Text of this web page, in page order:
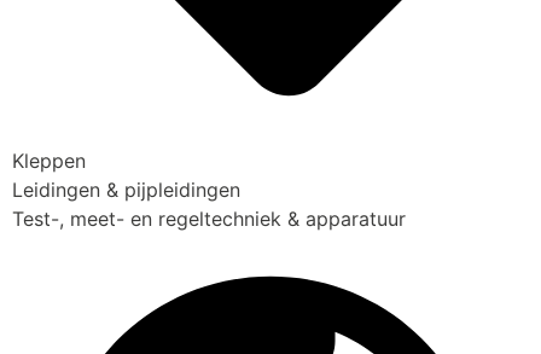
Kleppen
Leidingen & pijpleidingen
Test-, meet- en regeltechniek & apparatuur